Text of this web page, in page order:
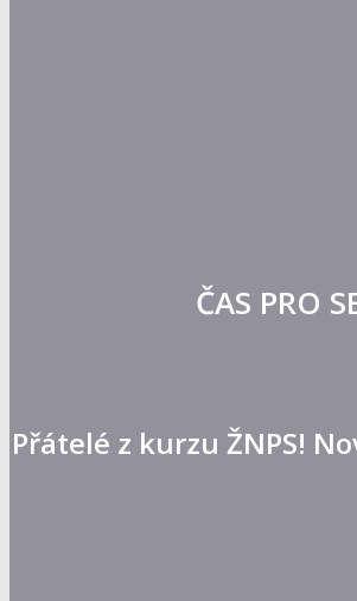
ČAS PRO
Přátelé z kurzu ŽNPS!